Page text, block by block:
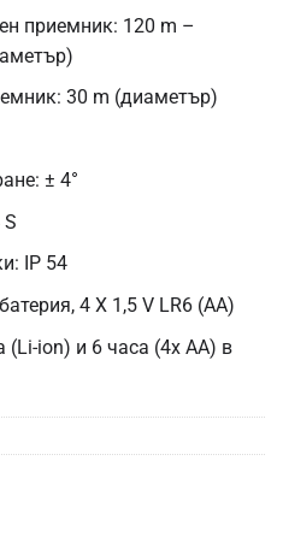
приемник: 120 m –
30 m (диаметър)
± 4°
IP 54
4 X 1,5 V LR6 (AA)
(Li-ion) и 6 часа (4x AA) в